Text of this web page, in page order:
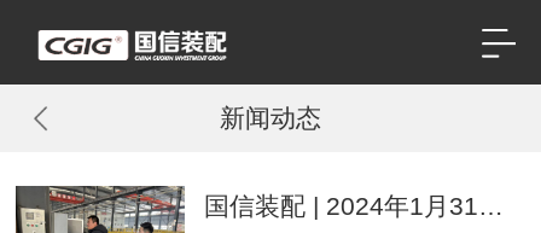
新闻动态
国信装配 | 2024年1月31日国信装配式公司节前安全检查